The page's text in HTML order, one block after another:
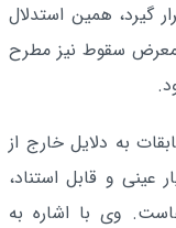
گیرد، همین استدلال
معرض سقوط نیز مطرح
به دلایل خارج از
عینی و قابل استناد،
وی با اشاره به